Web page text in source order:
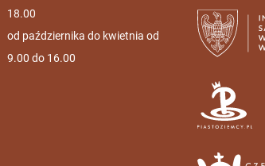
18.00
od października do kwietnia od
9.00 do 16.00